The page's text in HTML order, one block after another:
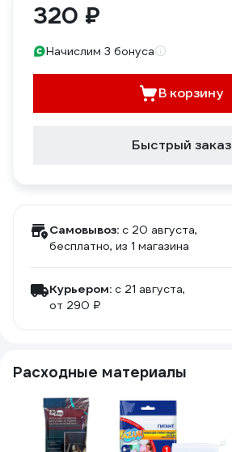
320 ₽
Начислим 3 бонуса
В корзину
Быстрый заказ
Самовывоз: c 20 августа,
бесплатно, из 1 магазина
Курьером: c 21 августа,
от 290 ₽
Расходные материалы